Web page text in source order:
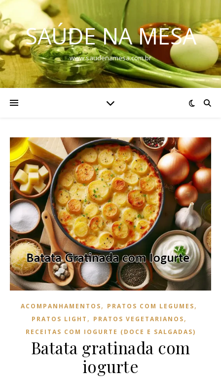
SAÚDE NA MESA
www.saudenamesa.com.br
ACOMPANHAMENTOS, PRATOS COM LEGUMES,
PRATOS LIGHT , PRATOS VEGETARIANOS,
RECEITAS COM IOGURTE (DOCE E SALGADAS)
Batata gratinada com
iogurte